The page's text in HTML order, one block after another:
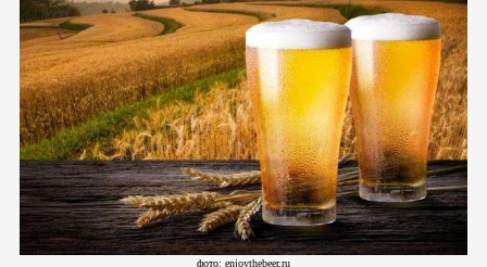
фото: enjoythebeer.ru